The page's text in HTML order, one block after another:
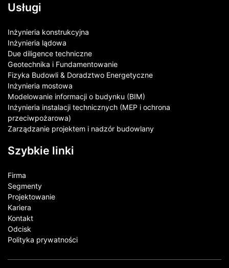
Usługi
Inżynieria konstrukcyjna
Inżynieria lądowa
Due diligence techniczne
Geotechnika i Fundamentowanie
Fizyka Budowli & Doradztwo Energetyczne
Inżynieria mostowa
Modelowanie informacji o budynku (BIM)
Inżynieria instalacji technicznych (MEP i ochrona
przeciwpożarowa)
Zarządzanie projektem i nadzór budowlany
Szybkie linki
Firma
Segmenty
Projektowanie
Kariera
Kontakt​
Odcisk
Polityka prywatności